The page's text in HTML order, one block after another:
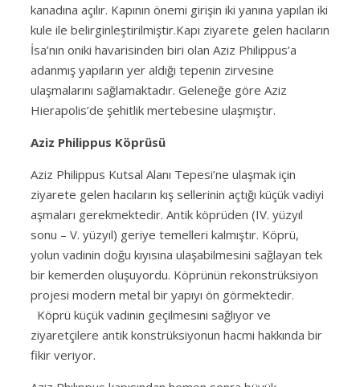
kanadına açılır. Kapının önemi girişin iki yanına yapılan iki
kule ile belirginleştirilmiştir.Kapı ziyarete gelen hacıların
İsa’nın oniki havarisinden biri olan Aziz Philippus’a
adanmış yapıların yer aldığı tepenin zirvesine
ulaşmalarını sağlamaktadır. Geleneğe göre Aziz
Hierapolis’de şehitlik mertebesine ulaşmıştır.
Aziz Philippus Köprüsü
Aziz Philippus Kutsal Alanı Tepesi’ne ulaşmak için
ziyarete gelen hacıların kış sellerinin açtığı küçük vadiyi
aşmaları gerekmektedir. Antik köprüden (IV. yüzyıl
sonu – V. yüzyıl) geriye temelleri kalmıştır. Köprü,
yolun vadinin doğu kıyısına ulaşabilmesini sağlayan tek
bir kemerden oluşuyordu. Köprünün rekonstrüksiyon
projesi modern metal bir yapıyı ön görmektedir.
Köprü küçük vadinin geçilmesini sağlıyor ve
ziyaretçilere antik konstrüksiyonun hacmi hakkında bir
fikir veriyor.